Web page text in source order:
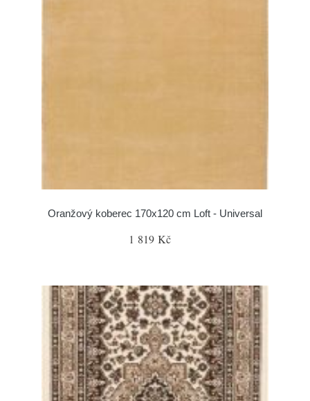
Oranžový koberec 170x120 cm Loft - Universal
1 819 Kč